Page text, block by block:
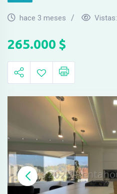
hace 3 meses Vistas:
265.000 $